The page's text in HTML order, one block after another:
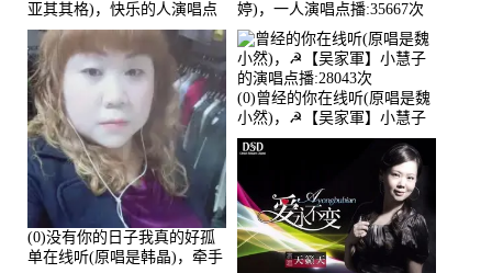
亚其其格)，快乐的人演唱点
播:36次
婷)，一人演唱点播:35667次
(0)没有你的日子我真的好孤
单在线听(原唱是韩晶)，牵手
(0)曾经的你在线听(原唱是魏
小然)，☭【吴家軍】小慧子
的演唱点播:28043次